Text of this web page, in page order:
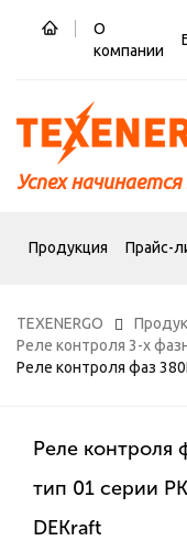
О
компании
Успех начинается
Продукция Прайс-
TEXENERGO
Реле контроля 3-х
Реле контроля фаз
Реле контроля
тип 01 серии
DEKraft